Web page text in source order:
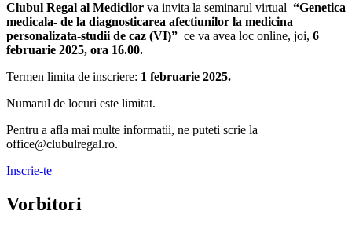
Clubul Regal al Medicilor va invita la seminarul virtual “Genetica
medicala- de la diagnosticarea afectiunilor la medicina
personalizata-studii de caz (VI)” ce va avea loc online, joi, 6
februarie 2025, ora 16.00.
Termen limita de inscriere: 1 februarie 2025.
Numarul de locuri este limitat.
Pentru a afla mai multe informatii, ne puteti scrie la
office@clubulregal.ro.
Inscrie-te
Vorbitori